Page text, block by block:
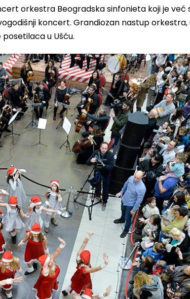
orkestra Beogradska sinfonieta koji je već
koncert. Grandiozan nastup orkestra,
u Ušću.